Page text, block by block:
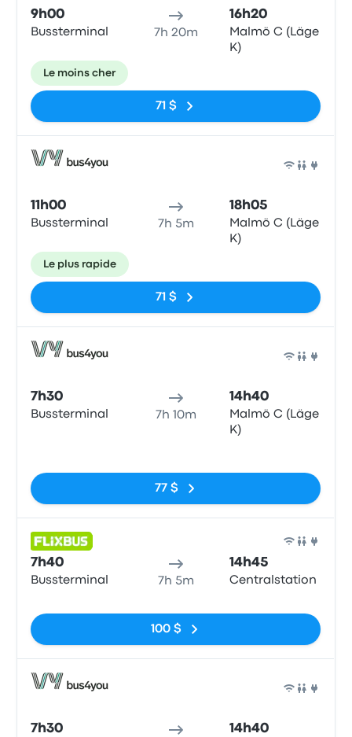
9h00
Bussterminal 7h 20m
16h20
Malmö C (Läge
K)
Le moins cher
71 $
11h00
Bussterminal 7h 5m
18h05
Malmö C (Läge
K)
Le plus rapide
71 $
7h30
Bussterminal 7h 10m
14h40
Malmö C (Läge
K)
77 $
7h40
Bussterminal 7h 5m
14h45
Centralstation
100 $
7h30 14h40